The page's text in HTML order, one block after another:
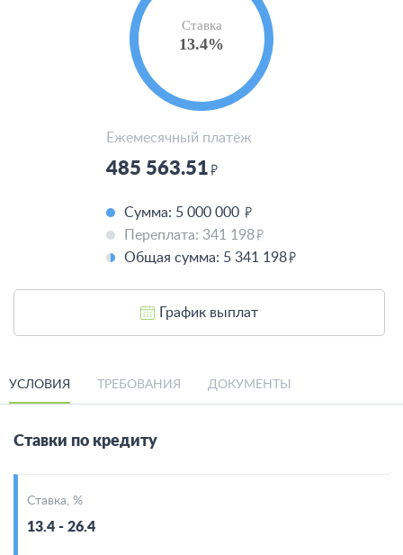
13.4%
Ставка
Ежемесячный платёж
485 563.51
Сумма: 5 000 000
Переплата: 341 198
Общая сумма: 5 341 198
График выплат
УСЛОВИЯ ТРЕБОВАНИЯ ДОКУМЕНТЫ
Ставки по кредиту
Ставка, %
13.4 - 26.4